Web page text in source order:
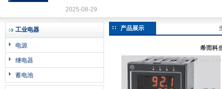
希而科工业控制设备有限公司
2025-08-29
工业电器
电源
继电器
蓄电池
产品展示
希而科